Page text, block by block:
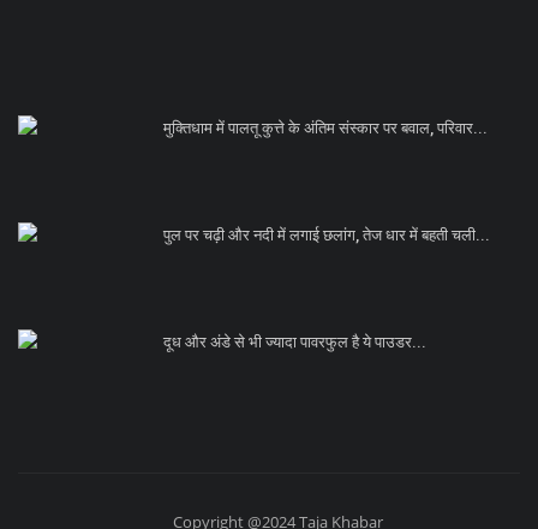
मुक्तिधाम में पालतू कुत्ते के अंतिम संस्कार पर बवाल, परिवार...
पुल पर चढ़ी और नदी में लगाई छलांग, तेज धार में बहती चली...
दूध और अंडे से भी ज्यादा पावरफुल है ये पाउडर...
Copyright @2024 Taja Khabar